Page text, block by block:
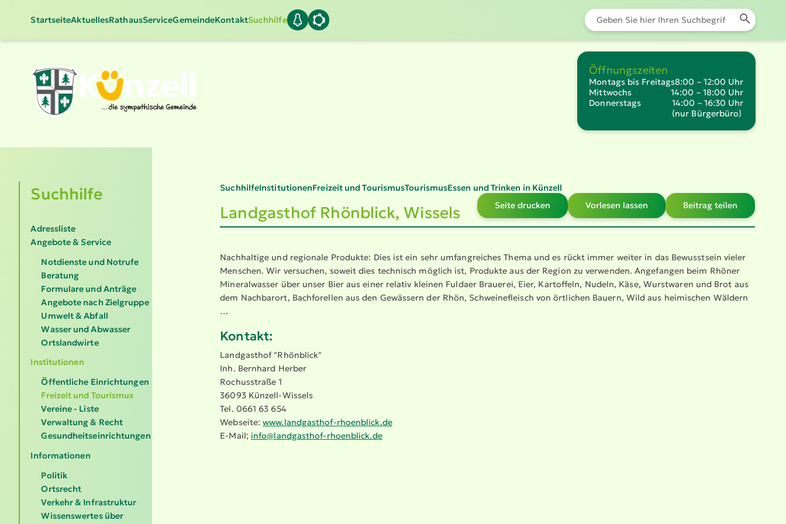
StartseiteAktuellesRathausServiceGemeindeKontaktSuchhilfe
Öffnungszeiten
Montags bis Freitags8:00 – 12:00 Uhr
Mittwochs
14:00 – 18:00 Uhr
Donnerstags
14:00 – 16:30 Uhr
(nur Bürgerbüro)
SuchhilfeInsti­tu­tionenFreizeit und TourismusTourismusEssen und Trinken in Künzell
Landgasthof Rhönblick, Wissels Seite drucken Vorlesen lassen Beitrag teilen
Nachhaltige und regionale Produkte: Dies ist ein sehr umfang­reiches Thema und es rückt immer weiter in das Bewusstsein vieler
Menschen. Wir versuchen, soweit dies technisch möglich ist, Produkte aus der Region zu verwenden. Angefangen beim Rhöner
Mineral­wasser über unser Bier aus einer relativ kleinen Fuldaer Brauerei, Eier, Kartoffeln, Nudeln, Käse, Wurstwaren und Brot aus
dem Nachbarort, Bachfo­rellen aus den Gewässern der Rhön, Schwei­ne­fleisch von örtlichen Bauern, Wild aus heimischen Wäldern
…
Kontakt:
Landgasthof "Rhönblick"
Inh. Bernhard Herber
Rochusstraße 1
36093 Künzell-Wissels
Tel. 0661 63 654
Webseite:www.​landgasthof-​rhoenblick.​de
E-Mail; info@​landgasthof-​rhoenblick.​de
Suchhilfe
Adressliste
Angebote & Service
Notdienste und Notrufe
Beratung
Formulare und Anträge
Angebote nach Zielgruppe
Umwelt & Abfall
Wasser und Abwasser
Ortslandwirte
Institutionen
Öffentliche Einrichtungen
Freizeit und Tourismus
Vereine - Liste
Verwaltung & Recht
Gesundheitseinrichtungen
Informationen
Politik
Ortsrecht
Verkehr & Infrastruktur
Wissenswertes über